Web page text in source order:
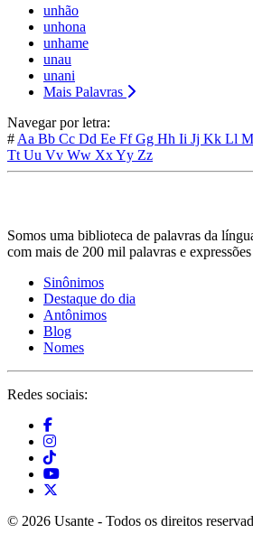
unhão
unhona
unhame
unau
unani
Mais Palavras
Navegar por letra:
# Aa Bb Cc Dd Ee FfGg Hh Ii Jj Kk Ll
Tt Uu Vv Ww XxYy Zz
Somos uma biblioteca de palavras da
com mais de 200 mil palavras e
Sinônimos
Destaque do dia
Antônimos
Blog
Nomes
Redes sociais:
© 2026 Usante - Todos os direitos